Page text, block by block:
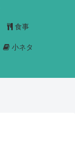
食事
小ネタ